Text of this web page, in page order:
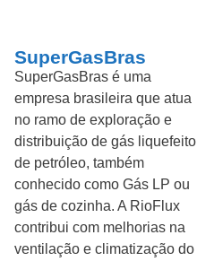
SuperGasBras
SuperGasBras é uma
empresa brasileira que atua
no ramo de exploração e
distribuição de gás liquefeito
de petróleo, também
conhecido como Gás LP ou
gás de cozinha. A RioFlux
contribui com melhorias na
ventilação e climatização do